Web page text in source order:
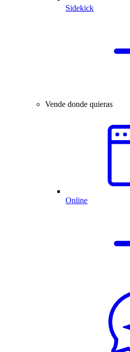
Sidekick
Vende donde quieras
Online